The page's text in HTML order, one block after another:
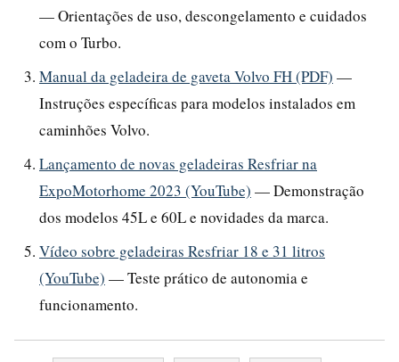
— Orientações de uso, descongelamento e cuidados
com o Turbo.
Manual da geladeira de gaveta Volvo FH (PDF) —
Instruções específicas para modelos instalados em
caminhões Volvo.
Lançamento de novas geladeiras Resfriar na
ExpoMotorhome 2023 (YouTube) — Demonstração
dos modelos 45L e 60L e novidades da marca.
Vídeo sobre geladeiras Resfriar 18 e 31 litros
(YouTube) — Teste prático de autonomia e
funcionamento.